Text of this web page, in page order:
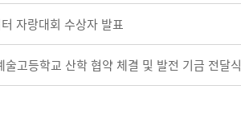
자랑대회 수상자 발표
고등학교 산학 협약 체결 및 발전 기금 전달식